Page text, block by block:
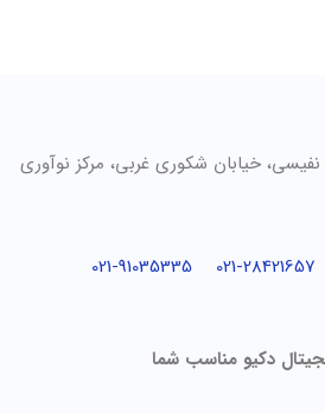
نفیسی، خیابان شکوری غربی، مرکز نوآوری
021-28421657
021-91035335
دکیو مناسب شما